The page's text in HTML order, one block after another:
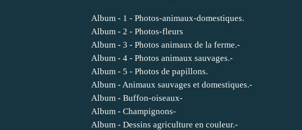
Album - 1 - Photos-animaux-domestiques.
Album - 2 - Photos-fleurs
Album - 3 - Photos animaux de la ferme.-
Album - 4 - Photos animaux sauvages.-
Album - 5 - Photos de papillons.
Album - Animaux sauvages et domestiques.-
Album - Buffon-oiseaux-
Album - Champignons-
Album - Dessins agriculture en couleur.-